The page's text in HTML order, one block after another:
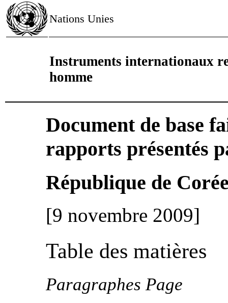
Nations Unies
Instruments internationaux
homme
Document de base
rapports présentés
République de
[9 novembre 2009]
Table des matières
Paragraphes Page